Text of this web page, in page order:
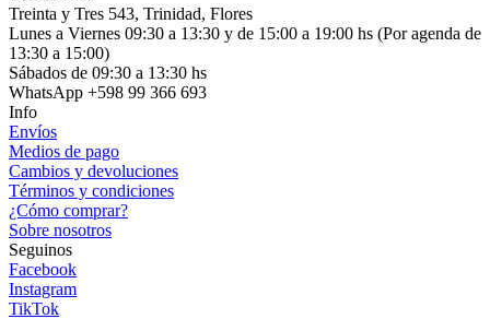
Treinta y Tres 543, Trinidad, Flores
Lunes a Viernes 09:30 a 13:30 y de 15:00 a 19:00 hs (Por agenda de
13:30 a 15:00)
Sábados de 09:30 a 13:30 hs
WhatsApp +598 99 366 693
Info
Envíos
Medios de pago
Cambios y devoluciones
Términos y condiciones
¿Cómo comprar?
Sobre nosotros
Seguinos
Facebook
Instagram
TikTok